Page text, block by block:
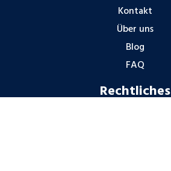
Kontakt
Über uns
Blog
FAQ
Rechtliches